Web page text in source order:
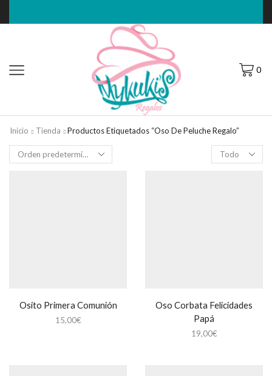
0
Inicio Tienda
Productos Etiquetados “Oso De Peluche Regalo”
Filas
por
Osito Primera Comunión
15,00€
Oso Corbata Felicidades
Papá
19,00€